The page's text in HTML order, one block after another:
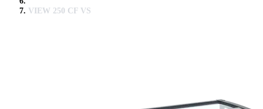
VIEW 250 CF VS